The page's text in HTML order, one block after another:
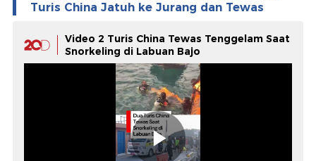
Turis China Jatuh ke Jurang dan Tewas
Video 2 Turis China Tewas Tenggelam Saat
Snorkeling di Labuan Bajo